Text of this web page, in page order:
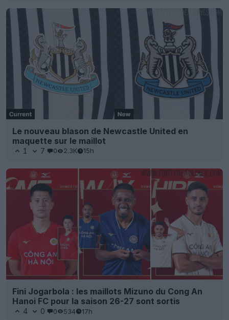
Le nouveau blason de Newcastle United en
maquette sur le maillot
1 7 0 2.3K 15h
Fini Jogarbola : les maillots Mizuno du Cong An
Hanoi FC pour la saison 26-27 sont sortis
4 0 0 534 17h